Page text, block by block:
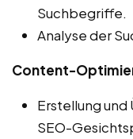
Suchbegriffe.
Analyse der
Content-
Erstellung
SEO-